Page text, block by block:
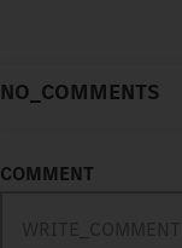
NO_COMMENTS
COMMENT